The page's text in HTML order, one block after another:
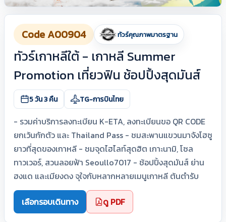
Code A00904 ทัวร์คุณภาพมาตรฐาน
ทัวร์เกาหลีใต้ - เกาหลี Summer
Promotion เที่ยวฟิน ช้อปปิ้งสุดมันส์
5 วัน 3 คืน TG-การบินไทย
- รวมค่าบริการลงทะเบียน K-ETA, ลงทะเบียนขอ QR CODE
ยกเว้นกักตัว และ Thailand Pass - ชมสะพานแขวนมาจังโฮซู
ยาวที่สุดของเกาหลี - ชมจุดไฮไลท์สุดฮิต เกาะนามิ, โซล
ทาวเวอร์, สวนลอยฟ้า Seoullo7017 - ช้อปปิ้งสุดมันส์ ย่าน
ฮงแด และเมียงดง จุใจกับหลากหลายเมนูเกาหลี ต้นตำรับ
เลือกรอบเดินทาง ดู PDF